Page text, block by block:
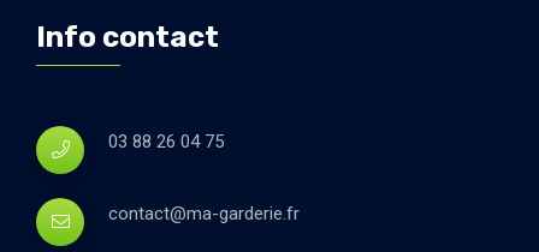
Info contact
03 88 26 04 75
contact@ma-garderie.fr